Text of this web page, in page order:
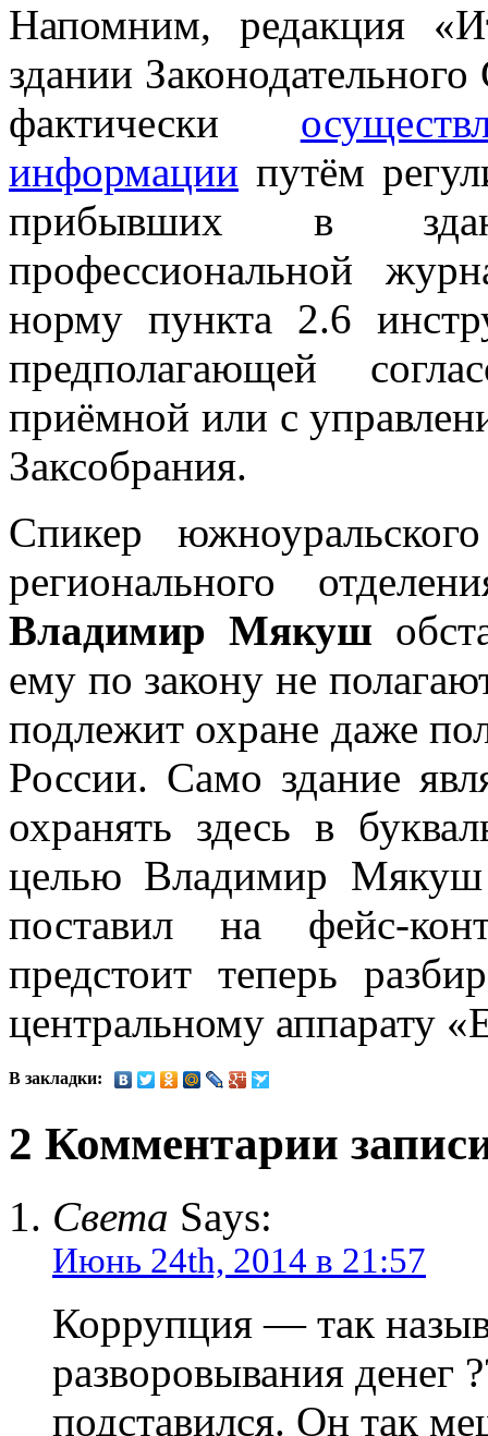
Напомним, редакция
здании
фактически
информации путём
прибывших в
профессиональной
норму пункта 2.6
предполагающей
приёмной или с
Заксобрания.
Спикер
регионального
Владимир Мякуш
ему по закону не
подлежит охране даже
России. Само здание
охранять здесь в
целью Владимир Мякуш
поставил на фейс-
предстоит теперь
центральному аппарату
В закладки:
2 Комментарии
Света Says:
Июнь 24th, 2014 в 21:57
Коррупция — так
разворовывания
подставился. Он так